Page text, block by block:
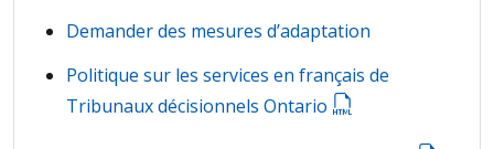
Demander des mesures d’adaptation
Politique sur les services en français de
Tribunaux décisionnels Ontario